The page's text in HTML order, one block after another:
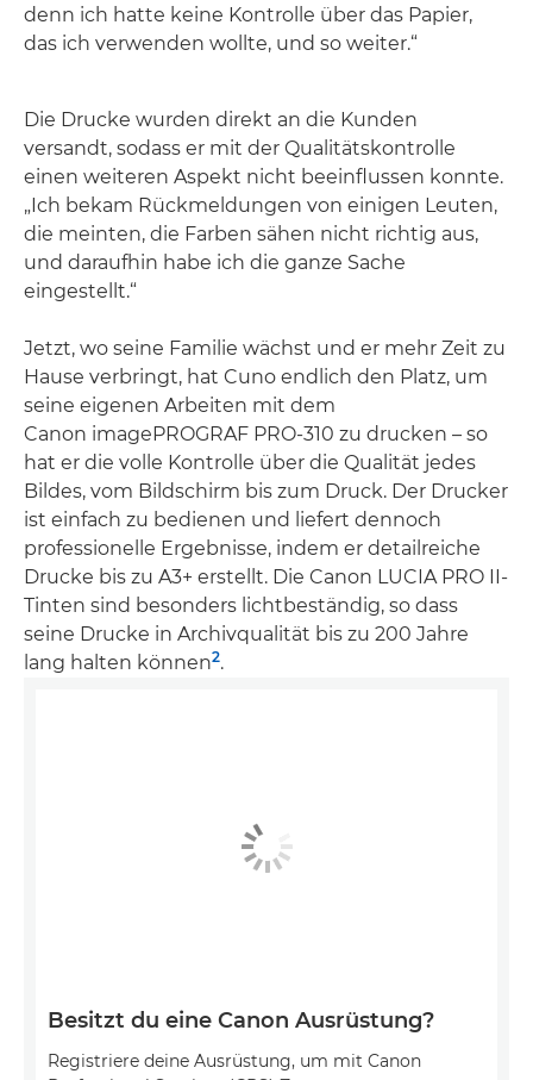
denn ich hatte keine Kontrolle über das Papier,
das ich verwenden wollte, und so weiter.“
Die Drucke wurden direkt an die Kunden
versandt, sodass er mit der Qualitätskontrolle
einen weiteren Aspekt nicht beeinflussen konnte.
„Ich bekam Rückmeldungen von einigen Leuten,
die meinten, die Farben sähen nicht richtig aus,
und daraufhin habe ich die ganze Sache
eingestellt.“
Jetzt, wo seine Familie wächst und er mehr Zeit zu
Hause verbringt, hat Cuno endlich den Platz, um
seine eigenen Arbeiten mit dem
Canon imagePROGRAF PRO-310 zu drucken – so
hat er die volle Kontrolle über die Qualität jedes
Bildes, vom Bildschirm bis zum Druck. Der Drucker
ist einfach zu bedienen und liefert dennoch
professionelle Ergebnisse, indem er detailreiche
Drucke bis zu A3+ erstellt. Die Canon LUCIA PRO II-
Tinten sind besonders lichtbeständig, so dass
seine Drucke in Archivqualität bis zu 200 Jahre
lang halten können2.
Besitzt du eine Canon Ausrüstung?
Registriere deine Ausrüstung, um mit Canon